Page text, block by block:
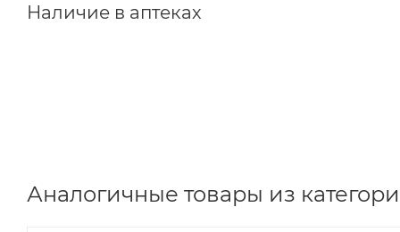
Наличие в аптеках
Аналогичные товары из